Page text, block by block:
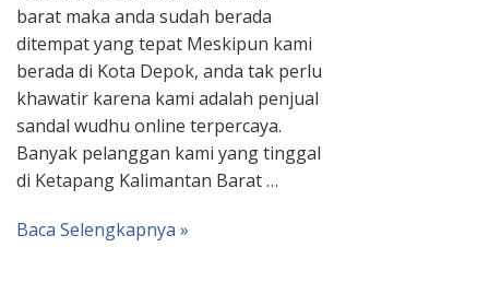
barat maka anda sudah berada
ditempat yang tepat Meskipun kami
berada di Kota Depok, anda tak perlu
khawatir karena kami adalah penjual
sandal wudhu online terpercaya.
Banyak pelanggan kami yang tinggal
di Ketapang Kalimantan Barat …
Baca Selengkapnya »